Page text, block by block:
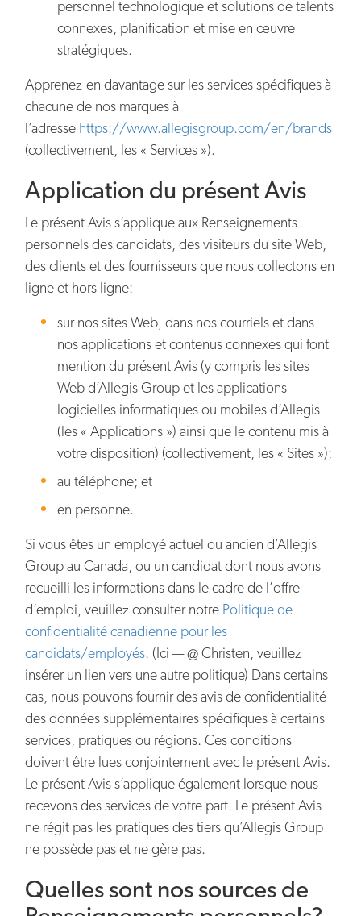
personnel technologique et solutions de talents
connexes, planification et mise en œuvre
stratégiques.
Apprenez-en davantage sur les services spécifiques à
chacune de nos marques à
l’adresse https://www.allegisgroup.com/en/brands
(collectivement, les « Services »).
Application du présent Avis
Le présent Avis s’applique aux Renseignements
personnels des candidats, des visiteurs du site Web,
des clients et des fournisseurs que nous collectons en
ligne et hors ligne:
sur nos sites Web, dans nos courriels et dans
nos applications et contenus connexes qui font
mention du présent Avis (y compris les sites
Web d’Allegis Group et les applications
logicielles informatiques ou mobiles d’Allegis
(les « Applications ») ainsi que le contenu mis à
votre disposition) (collectivement, les « Sites »);
au téléphone; et
en personne.
Si vous êtes un employé actuel ou ancien d’Allegis
Group au Canada, ou un candidat dont nous avons
recueilli les informations dans le cadre de l’offre
d’emploi, veuillez consulter notre Politique de
confidentialité canadienne pour les
candidats/employés. (Ici — @ Christen, veuillez
insérer un lien vers une autre politique) Dans certains
cas, nous pouvons fournir des avis de confidentialité
des données supplémentaires spécifiques à certains
services, pratiques ou régions. Ces conditions
doivent être lues conjointement avec le présent Avis.
Le présent Avis s’applique également lorsque nous
recevons des services de votre part. Le présent Avis
ne régit pas les pratiques des tiers qu’Allegis Group
ne possède pas et ne gère pas.
Quelles sont nos sources de